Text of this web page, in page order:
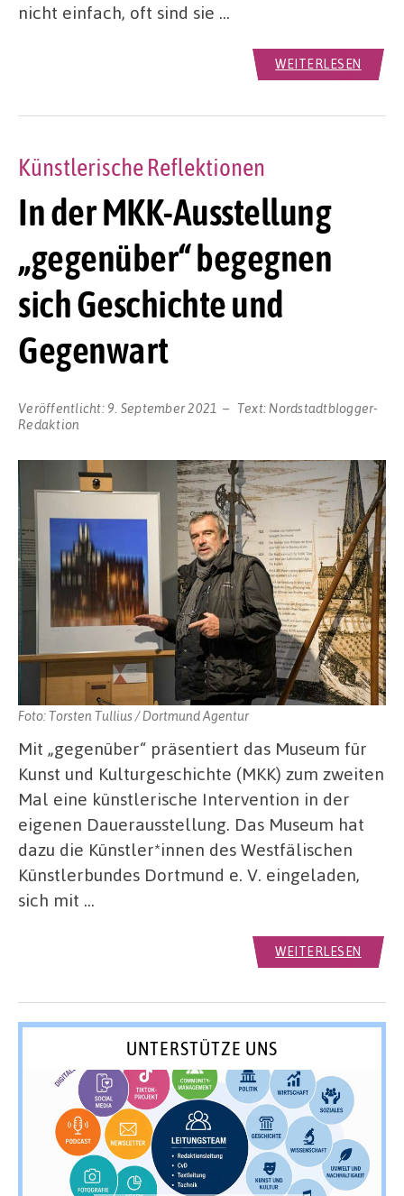
nicht einfach, oft sind sie …
WEITERLESEN
In der MKK-Ausstellung
„gegenüber“ begegnen
sich Geschichte und
Gegenwart
Künstlerische Reflektionen
Veröffentlicht: 9. September 2021 Text: Nordstadtblogger-
Redaktion
Foto: Torsten Tullius / Dortmund Agentur
Mit „gegenüber“ präsentiert das Museum für
Kunst und Kulturgeschichte (MKK) zum zweiten
Mal eine künstlerische Intervention in der
eigenen Dauerausstellung. Das Museum hat
dazu die Künstler*innen des Westfälischen
Künstlerbundes Dortmund e. V. eingeladen,
sich mit …
WEITERLESEN
UNTERSTÜTZE UNS